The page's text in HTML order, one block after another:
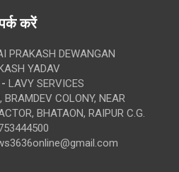
करें
PRAKASH DEWANGAN
YADAV
LAVY SERVICES
BRAMDEV COLONY, NEAR
BHATAON, RAIPUR C.G.